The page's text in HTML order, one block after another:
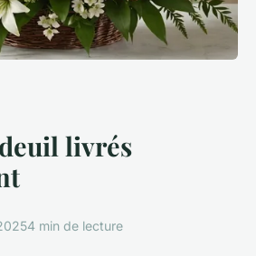
livrés
4 min de lecture